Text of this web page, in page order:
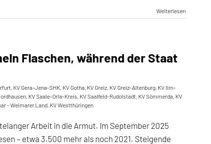
Weiterlesen
Flaschen, während der Staat
, KV Gera-Jena-SHK, KV Gotha, KV Greiz, KV Greiz-Altenburg, KV Ilm-
, KV Saale-Orla-Kreis, KV Saalfeld-Rudolstadt, KV Sömmerda, KV
- Weimarer Land, KV Westthüringen
Arbeit in die Armut. Im September 2025
– etwa 3.500 mehr als noch 2021. Steigende